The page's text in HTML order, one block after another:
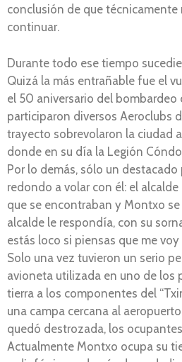
conclusión de que técnicamente
continuar.
Durante todo ese tiempo
Quizá la más entrañable fue el
el 50 aniversario del bombardeo
participaron diversos Aeroclubs
trayecto sobrevolaron la ciudad
donde en su día la Legión
Por lo demás, sólo un
redondo a volar con él: el
que se encontraban y Montxo
alcalde le respondía, con su
estás loco si piensas que me
Solo una vez tuvieron un serio
avioneta utilizada en uno de los
tierra a los componentes del
una campa cercana al
quedó destrozada, los
Actualmente Montxo ocupa su